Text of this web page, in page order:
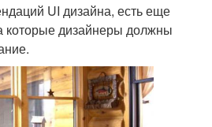
UI дизайна, есть еще
которые дизайнеры должны